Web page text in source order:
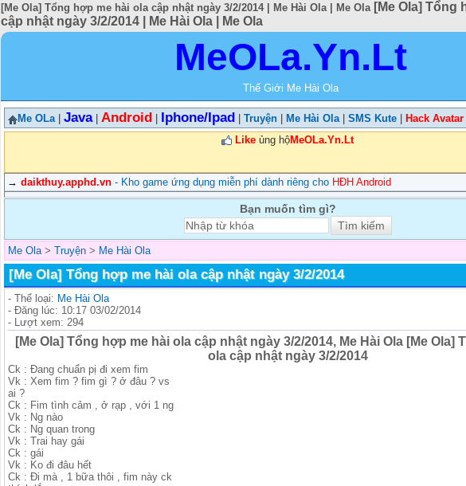
[Me Ola] Tổng hợp me hài ola cập nhật ngày 3/2/2014 | Me Hài Ola | Me Ola [Me Ola] Tổng
cập nhật ngày 3/2/2014 | Me Hài Ola | Me Ola
MeOLa.Yn.Lt
Thế Giới Me Hài Ola
Me OLa| Java| Android Iphone/Ipad Truyện Me Hài Ola| SMS Kute
Hack Avatar
Like ủng hộMeOLa.Yn.Lt
→ daikthuy.apphd.vn - Kho game ứng dụng miễn phí dành riêng cho HĐH Android
Bạn muốn tìm gì?
Me Ola> Truyện > Me Hài Ola
[Me Ola] Tổng hợp me hài ola cập nhật ngày 3/2/2014
- Thể loại: Me Hài Ola
- Đăng lúc: 10:17 03/02/2014
- Lượt xem: 294
[Me Ola] Tổng hợp me hài ola cập nhật ngày 3/2/2014, Me Hài Ola [Me Ola]
ola cập nhật ngày 3/2/2014
Ck : Đang chuẩn pị đi xem fim
Vk : Xem fim ? fim gì ? ở đâu ? vs
ai ?
Ck : Fim tình cảm , ở rạp , với 1 ng
Vk : Ng nào
Ck : Ng quan trong
Vk : Trai hay gái
Ck : gái
Vk : Ko đi đâu hết
Ck : Đi mà , 1 bữa thôi , fim này ck